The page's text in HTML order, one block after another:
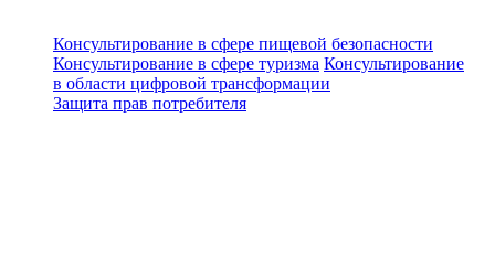
Консультирование в сфере пищевой безопасности
Консультирование в сфере туризма Консультирование
в области цифровой трансформации
Защита прав потребителя